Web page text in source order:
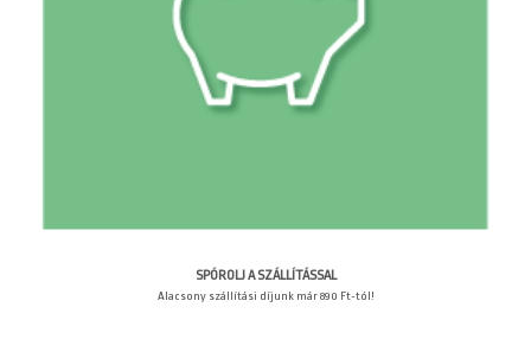
SPÓROLJ A SZÁLLÍTÁSSAL
Alacsony szállítási díjunk már 890 Ft-tól!